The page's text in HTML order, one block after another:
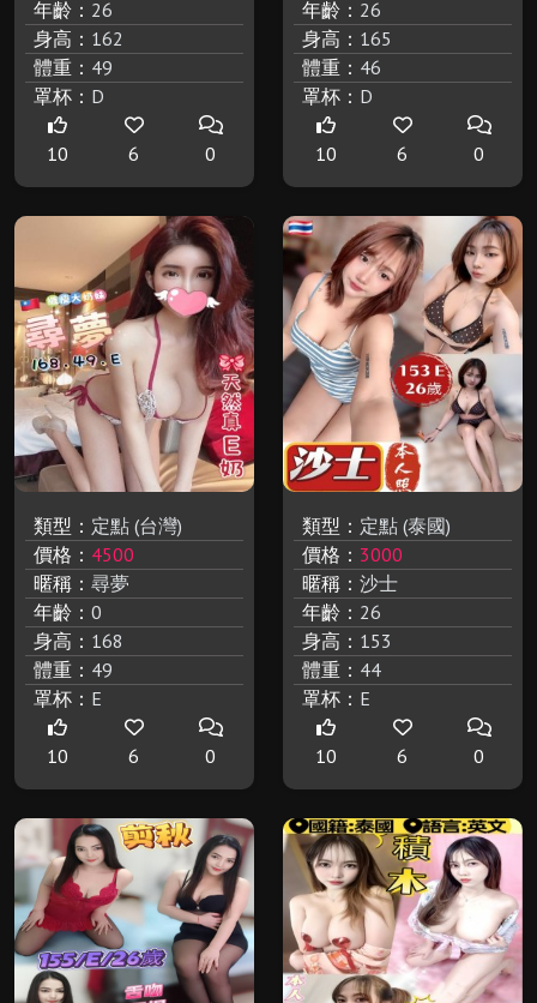
年齡： 26
身高： 162
體重： 49
罩杯： D
10 6 0
年齡： 26
身高： 165
體重： 46
罩杯： D
10 6 0
類型： 定點 (台灣)
價格： 4500
暱稱： 尋夢
年齡： 0
身高： 168
體重： 49
罩杯： E
10 6 0
類型： 定點 (泰國)
價格： 3000
暱稱： 沙士
年齡： 26
身高： 153
體重： 44
罩杯： E
10 6 0